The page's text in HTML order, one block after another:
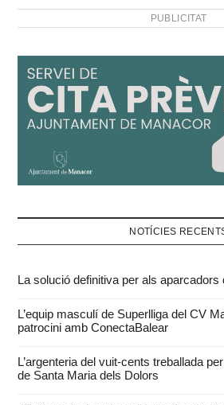
PUBLICITAT
NOTÍCIES
La solució definitiva per als aparcadors
L’equip masculí de Superlliga del CV
patrocini amb ConectaBalear
L’argenteria del vuit-cents treballada
de Santa Maria dels Dolors